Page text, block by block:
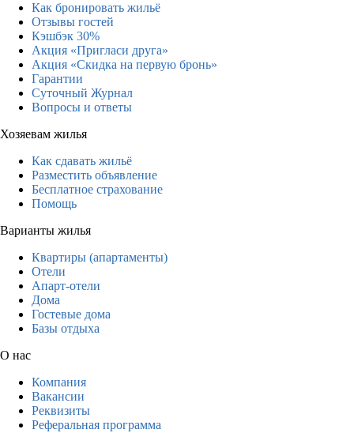
Как бронировать жильё
Отзывы гостей
Кэшбэк 30%
Акция «Пригласи друга»
Акция «Скидка на первую бронь»
Гарантии
Суточный Журнал
Вопросы и ответы
Хозяевам жилья
Как сдавать жильё
Разместить объявление
Бесплатное страхование
Помощь
Варианты жилья
Квартиры (апартаменты)
Отели
Апарт-отели
Дома
Гостевые дома
Базы отдыха
О нас
Компания
Вакансии
Реквизиты
Реферальная программа